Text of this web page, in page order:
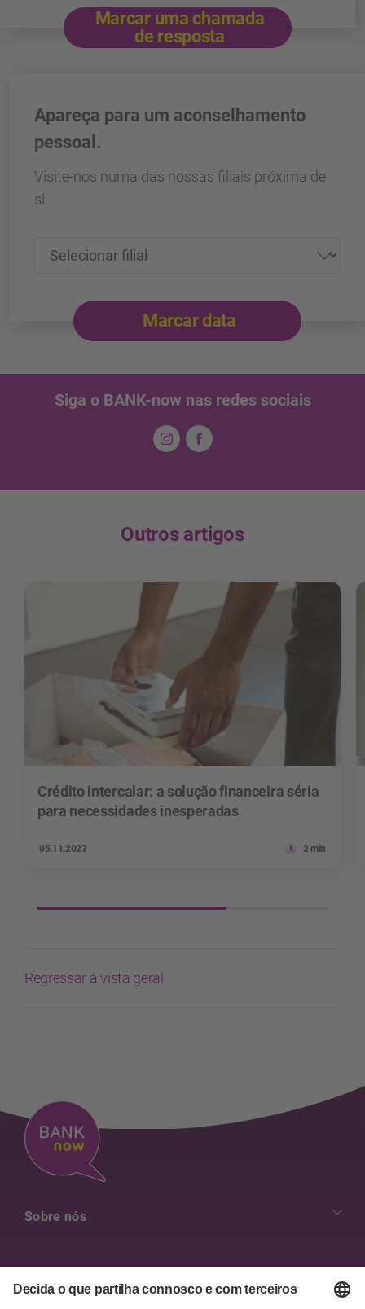
Marcar uma chamada
de resposta
Apareça para um aconselhamento
pessoal.
Visite-nos numa das nossas filiais próxima de
si.
Marcar data
Siga o BANK-now nas redes sociais
Outros artigos
Crédito intercalar: a solução financeira séria
para necessidades inesperadas
05.11.2023 2 min
Regressar à vista geral
Sobre nós
Empregos & Carreira